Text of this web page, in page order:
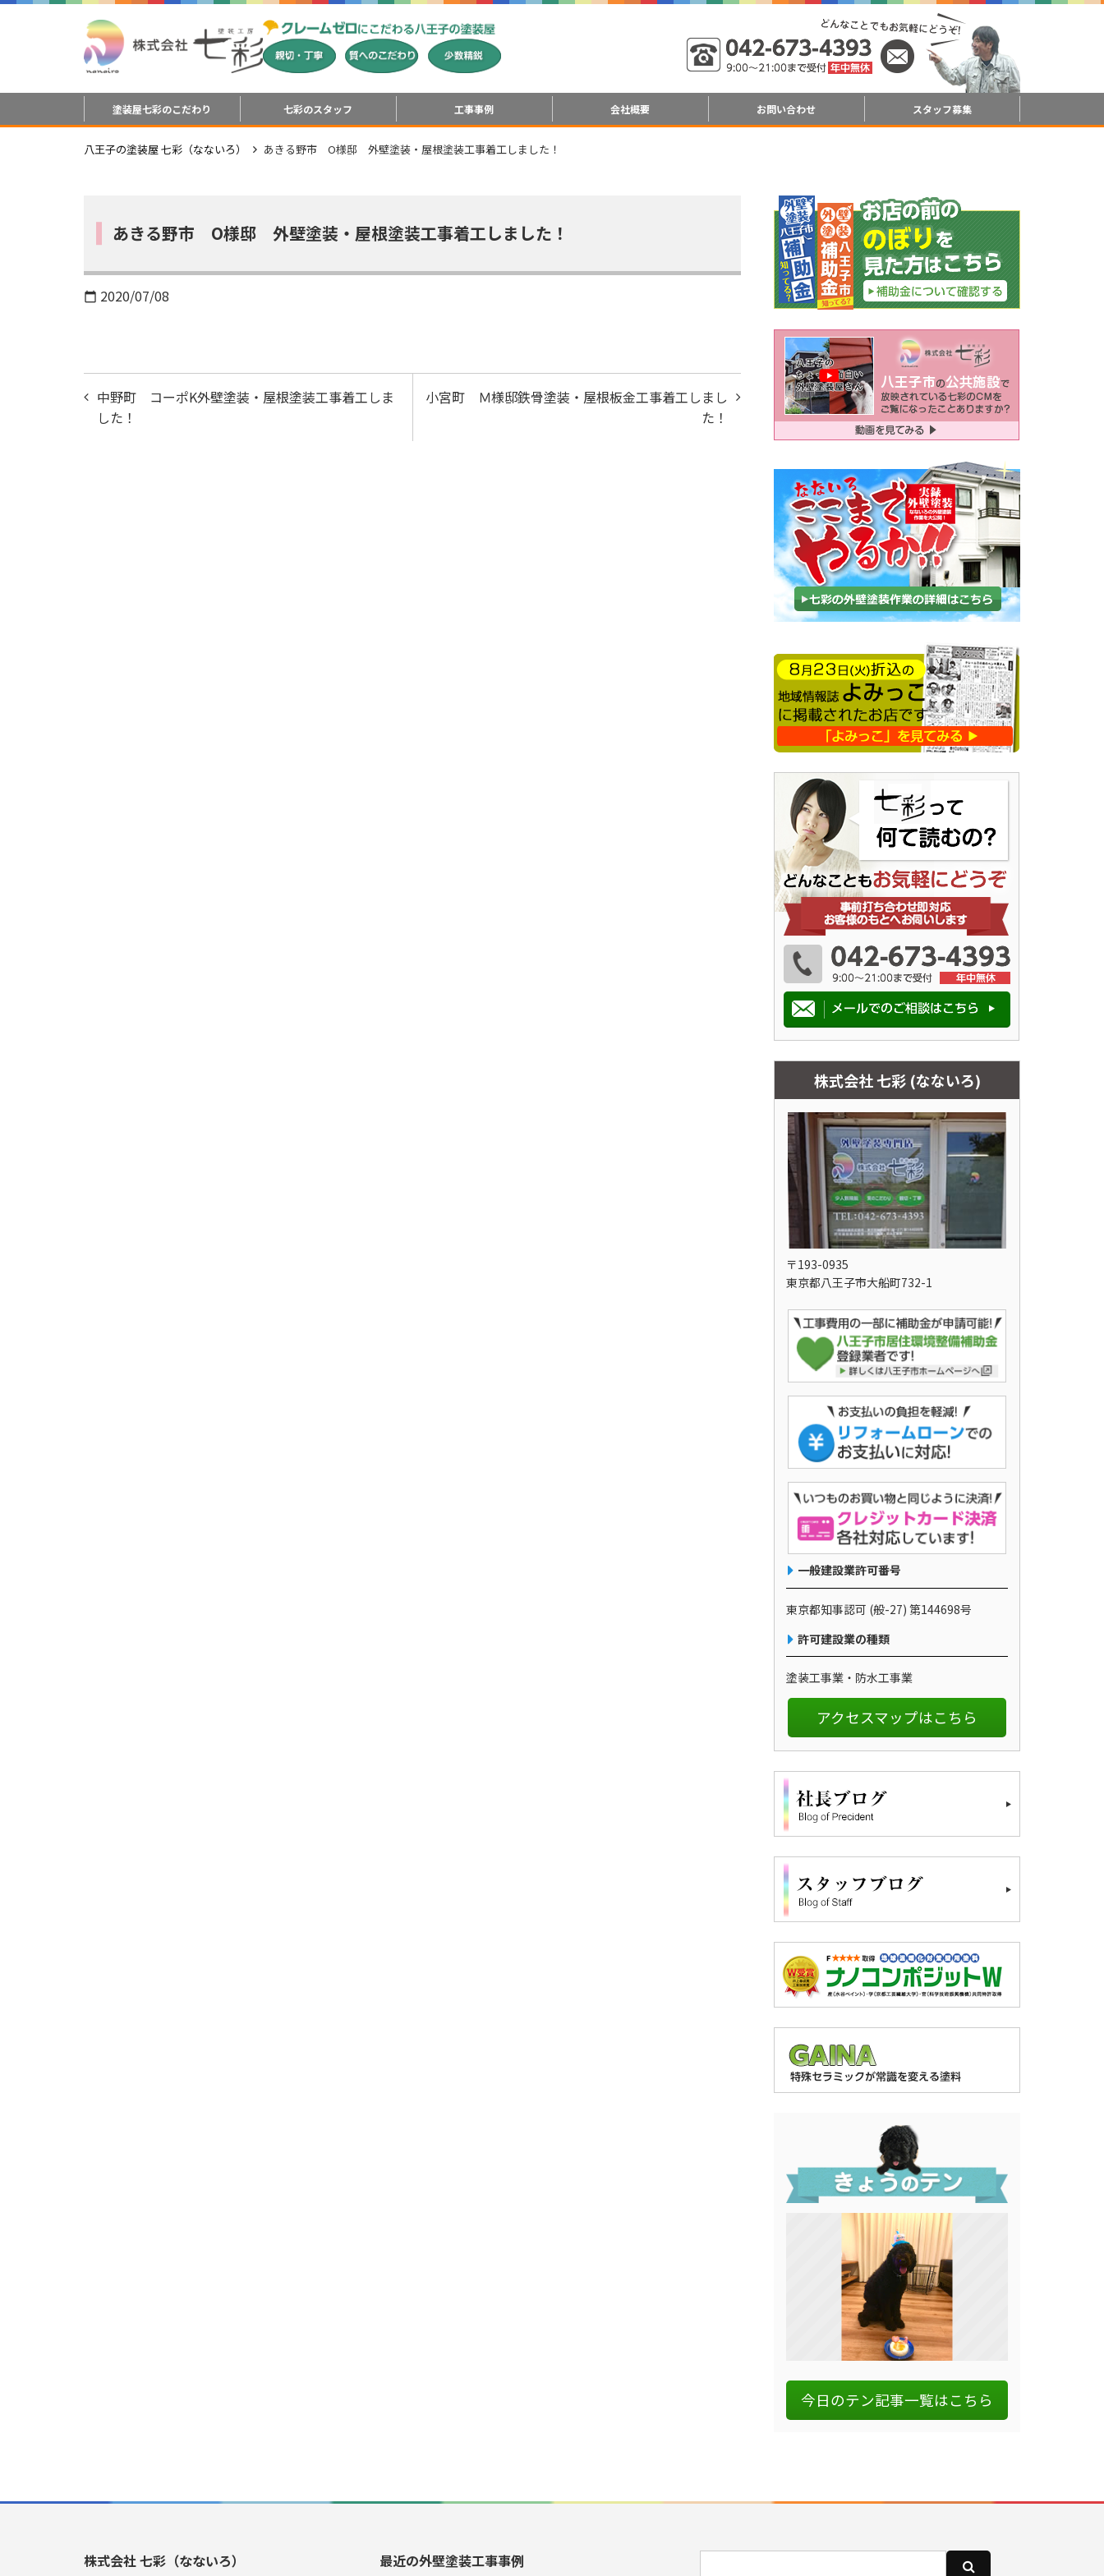
塗装屋七彩のこだわり 七彩のスタッフ 工事事例 会社概要 お問い合わせ スタッフ募集
八王子の塗装屋 七彩（なないろ） あきる野市 O様邸 外壁塗装・屋根塗装工事着工しました！
あきる野市 O様邸 外壁塗装・屋根塗装工事着工しました！
calendar_today 2020/07/08
投
稿
小宮町 Ｍ様邸鉄骨塗装・屋根板金工事着工しまし
た！
中野町 コーポK外壁塗装・屋根塗装工事着工しま
した！
株式会社 七彩 (なないろ)
〒193-0935
東京都八王子市大船町732-1
一般建設業許可番号
東京都知事認可 (般-27) 第144698号
許可建設業の種類
塗装工事業・防水工事業
アクセスマップはこちら
今日のテン記事一覧はこちら
株式会社 七彩（なないろ） 最近の外壁塗装工事事例